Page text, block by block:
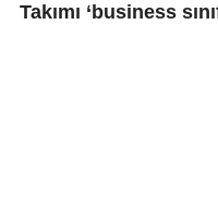
Takımı ‘business